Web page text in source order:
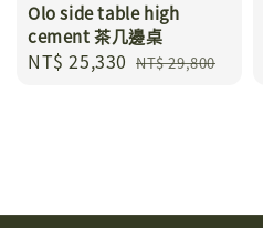
Olo side table high
cement 茶几邊桌
Sale
NT$ 25,330 Regular
NT$ 29,800